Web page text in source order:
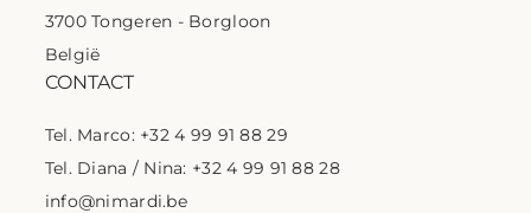
3700 Tongeren - Borgloon
België
CONTACT
Tel. Marco: +32 4 99 91 88 29
Tel. Diana / Nina: +32 4 99 91 88 28
info@nimardi.be